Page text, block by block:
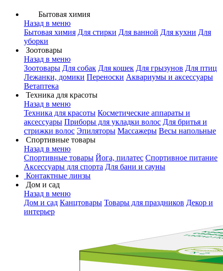
Бытовая химия
Назад в меню
Бытовая химия Для стирки Для ванной Для кухни Для
уборки
Зоотовары
Назад в меню
Зоотовары Для собак Для кошек Для грызунов Для птиц
Лежанки, домики Переноски Аквариумы и аксессуары
Ветаптека
Техника для красоты
Назад в меню
Техника для красоты Косметические аппараты и
аксессуары Приборы для укладки волос Для бритья и
стрижки волос Эпиляторы Массажеры Весы напольные
Спортивные товары
Назад в меню
Спортивные товары Йога, пилатес Спортивное питание
Аксессуары для спорта Для бани и сауны
Контактные линзы
Дом и сад
Назад в меню
Дом и сад Канцтовары Товары для праздников Декор и
интерьер